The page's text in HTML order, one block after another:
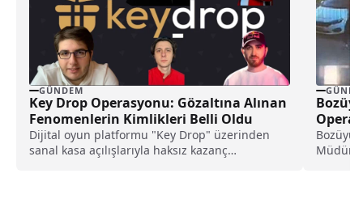
GÜNDEM
Key Drop Operasyonu: Gözaltına Alınan
Fenomenlerin Kimlikleri Belli Oldu
Dijital oyun platformu "Key Drop" üzerinden
sanal kasa açılışlarıyla haksız kazanç